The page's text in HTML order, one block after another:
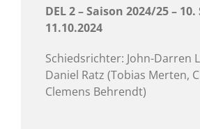
DEL 2 – Saison 2024/25 –
11.10.2024
Schiedsrichter: John-Darren
Daniel Ratz (Tobias Merten,
Clemens Behrendt)